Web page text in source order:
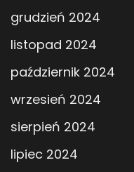
grudzień 2024
listopad 2024
październik 2024
wrzesień 2024
sierpień 2024
lipiec 2024